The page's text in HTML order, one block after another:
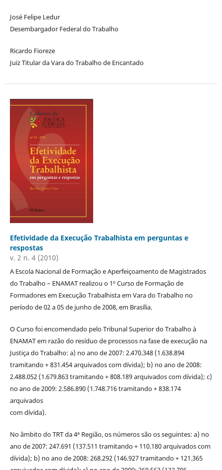
José Felipe Ledur
Desembargador Federal do Trabalho
Ricardo Fioreze
Juiz Titular da Vara do Trabalho de Encantado
Efetividade da Execução Trabalhista em perguntas e
respostas
v. 2 n. 4 (2010)
A Escola Nacional de Formação e Aperfeiçoamento de Magistrados
do Trabalho – ENAMAT realizou o 1º Curso de Formação de
Formadores em Execução Trabalhista em Vara do Trabalho no
período de 02 a 05 de junho de 2008, em Brasília.
O Curso foi encomendado pelo Tribunal Superior do Trabalho à
ENAMAT em razão do resíduo de processos na fase de execução na
Justiça do Trabalho: a) no ano de 2007: 2.470.348 (1.638.894
tramitando + 831.454 arquivados com dívida); b) no ano de 2008:
2.488.052 (1.679.863 tramitando + 808.189 arquivados com dívida); c)
no ano de 2009: 2.586.890 (1.748.716 tramitando + 838.174
arquivados
com dívida).
No âmbito do TRT da 4ª Região, os números são os seguintes: a) no
ano de 2007: 247.691 (137.511 tramitando + 110.180 arquivados com
dívida); b) no ano de 2008: 268.292 (146.927 tramitando + 121.365